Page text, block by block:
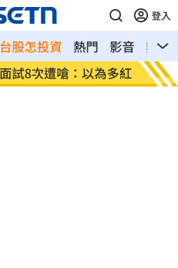
登入
台股怎投資 熱門 影音
熱搜
試8次遭嗆：以為多紅
小說
金